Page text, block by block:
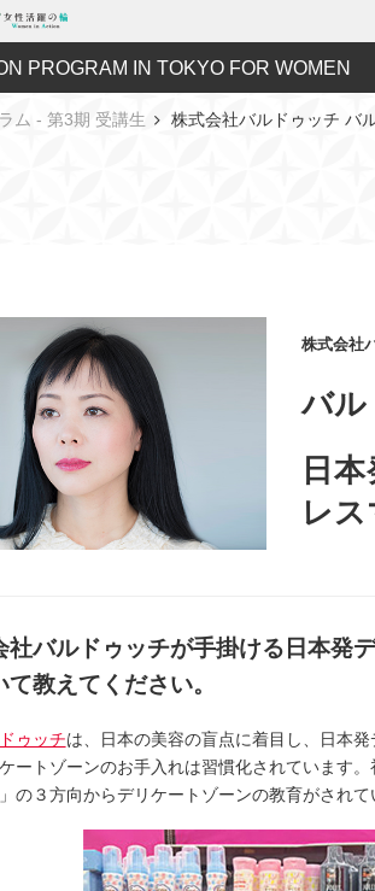
PROGRAM IN TOKYO FOR WOMEN
ム - 第3期 受講生 株式会社バルドゥッチ バ
株式会社
バル
日
レ
社バルドゥッチが手掛ける日本発
て教えてください。
ゥッチは、日本の美容の盲点に着目し、日本
ートゾーンのお手入れは習慣化されています
の３方向からデリケートゾーンの教育がされて